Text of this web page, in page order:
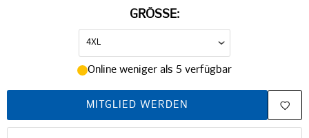
GRÖSSE:
Online weniger als 5 verfügbar
MITGLIED WERDEN